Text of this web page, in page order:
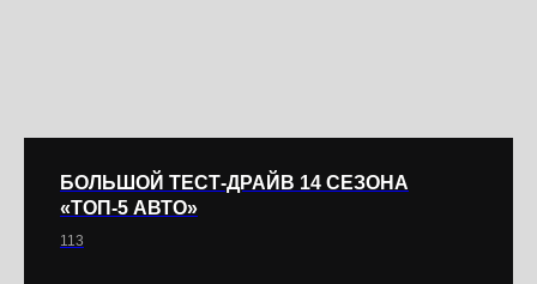
БОЛЬШОЙ ТЕСТ-ДРАЙВ 14 СЕЗОНА
«ТОП-5 АВТО»
113